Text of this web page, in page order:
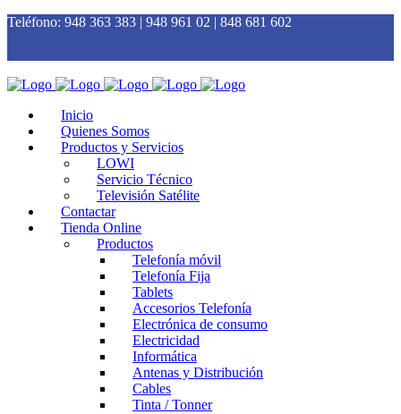
Teléfono: 948 363 383 | 948 961 02 | 848 681 602
Inicio
Quienes Somos
Productos y Servicios
LOWI
Servicio Técnico
Televisión Satélite
Contactar
Tienda Online
Productos
Telefonía móvil
Telefonía Fija
Tablets
Accesorios Telefonía
Electrónica de consumo
Electricidad
Informática
Antenas y Distribución
Cables
Tinta / Tonner